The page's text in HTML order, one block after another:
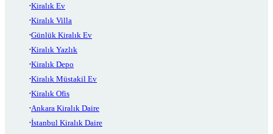
Kiralık Ev
Kiralık Villa
Günlük Kiralık Ev
Kiralık Yazlık
Kiralık Depo
Kiralık Müstakil Ev
Kiralık Ofis
Ankara Kiralık Daire
İstanbul Kiralık Daire